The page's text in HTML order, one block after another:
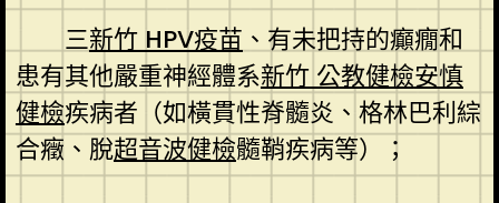
三新竹 HPV疫苗 、有未把持的癲癇和
患有其他嚴重神經體系新竹 公教健檢安慎
健檢疾病者（如橫貫性脊髓炎、格林巴利綜
合癥、脫超音波健檢髓鞘疾病等）；